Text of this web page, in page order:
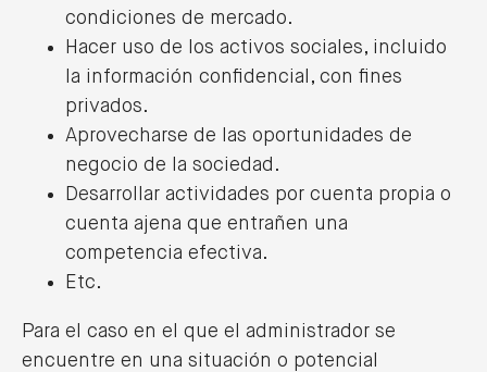
condiciones de mercado.
Hacer uso de los activos sociales, incluido
la información confidencial, con fines
privados.
Aprovecharse de las oportunidades de
negocio de la sociedad.
Desarrollar actividades por cuenta propia o
cuenta ajena que entrañen una
competencia efectiva.
Etc.
Para el caso en el que el administrador se
encuentre en una situación o potencial